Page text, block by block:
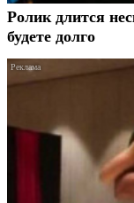
Ролик длится
будете долго